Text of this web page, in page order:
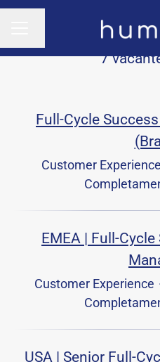
Cambiar idioma
7
Full-Cycle
Customer Experience
EMEA | Full-
Customer Experience
USA | Senior Full-